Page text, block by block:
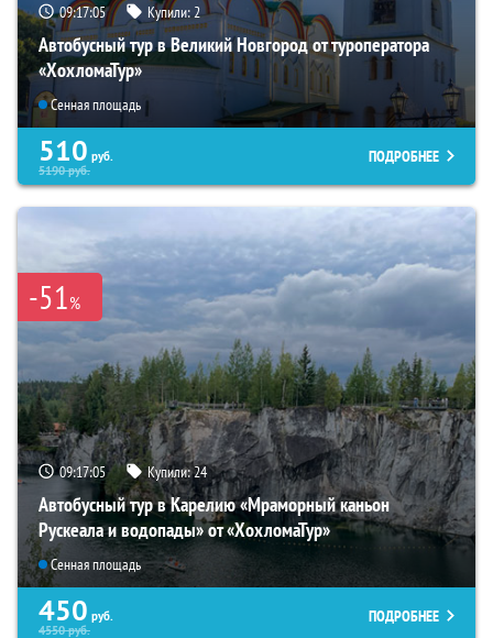
09:17:03 Купили:2
Автобусный тур в Великий Новгород от туроператора
«ХохломаТур»
Сенная площадь
510 руб.
5190руб.
ПОДРОБНЕЕ
-51%
09:17:03 Купили:24
Автобусный тур в Карелию «Мраморный каньон
Рускеала и водопады» от «ХохломаТур»
Сенная площадь
450 руб.
4550руб.
ПОДРОБНЕЕ